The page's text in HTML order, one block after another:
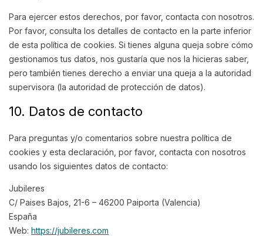
Para ejercer estos derechos, por favor, contacta con nosotros.
Por favor, consulta los detalles de contacto en la parte inferior
de esta política de cookies. Si tienes alguna queja sobre cómo
gestionamos tus datos, nos gustaría que nos la hicieras saber,
pero también tienes derecho a enviar una queja a la autoridad
supervisora (la autoridad de protección de datos).
10. Datos de contacto
Para preguntas y/o comentarios sobre nuestra política de
cookies y esta declaración, por favor, contacta con nosotros
usando los siguientes datos de contacto:
Jubileres
C/ Paises Bajos, 21-6 – 46200 Paiporta (Valencia)
España
Web: https://jubileres.com